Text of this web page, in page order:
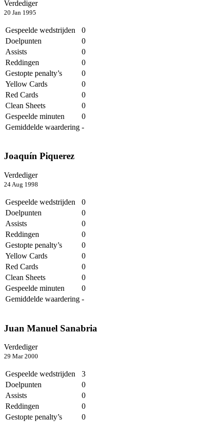
Verdediger
20 Jan 1995
Gespeelde wedstrijden
0
Doelpunten
0
Assists
0
Reddingen
0
Gestopte penalty’s
0
Yellow Cards
0
Red Cards
0
Clean Sheets
0
Gespeelde minuten
0
Gemiddelde waardering -
Joaquín Piquerez
Verdediger
24 Aug 1998
Gespeelde wedstrijden
0
Doelpunten
0
Assists
0
Reddingen
0
Gestopte penalty’s
0
Yellow Cards
0
Red Cards
0
Clean Sheets
0
Gespeelde minuten
0
Gemiddelde waardering -
Juan Manuel Sanabria
Verdediger
29 Mar 2000
Gespeelde wedstrijden
3
Doelpunten
0
Assists
0
Reddingen
0
Gestopte penalty’s
0